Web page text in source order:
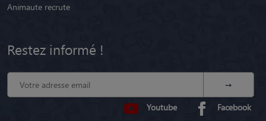
Animaute recrute
Restez informé !
Youtube Facebook